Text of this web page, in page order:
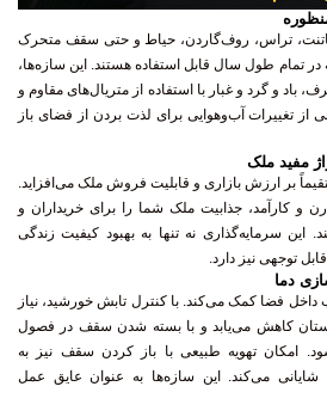
تراس، روف‌گاردن، حیاط و حتی سقف متحرک
در تمام طول سال قابل استفاده هستند. این سازه‌ها،
باد و گرد و غبار با استفاده از متریال‌های مقاوم و
از تغییرات آب‌وهوایی برای لذت بردن از فضای باز
مفید ملک
بر ارزش بازاری و قابلیت فروش ملک می‌افزاید.
کارآمد، جذابیت ملک شما را برای خریداران و
این سرمایه‌گذاری نه تنها به بهبود کیفیت زندگی
توجهی نیز دارد.
دما
فضا کمک می‌کند. با کنترل تابش خورشید، نیاز
کاهش می‌یابد و با بسته شدن سقف در فصول
امکان تهویه طبیعی با باز کردن سقف نیز به
می‌کند. این سازه‌ها به عنوان عایق عمل